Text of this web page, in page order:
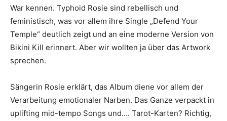
War kennen. Typhoid Rosie sind rebellisch und
feministisch, was vor allem ihre Single „Defend Your
Temple“ deutlich zeigt und an eine moderne Version von
Bikini Kill erinnert. Aber wir wollten ja über das Artwork
sprechen.
Sängerin Rosie erklärt, das Album diene vor allem der
Verarbeitung emotionaler Narben. Das Ganze verpackt in
uplifting mid-tempo Songs und…. Tarot-Karten? Richtig,